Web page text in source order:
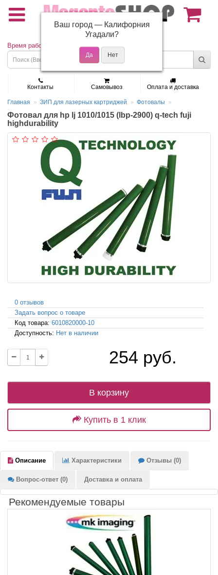
(495) 150-01-37
Время работы: Пн - Пт 9:30 - 19:00
Контакты Самовывоз Оплата и доставка
Главная ЗИП для лазерных картриджей Фотовалы
Фотовал для hp lj 1010/1015 (lbp-2900) q-tech fuji
highdurability
0 отзывов
Задать вопрос о товаре
Код товара: 6010820000-10
Доступность: Нет в наличии
254 руб.
В корзину
Купить в 1 клик
Описание Характеристики Отзывы (0)
Вопрос-ответ (0) Доставка и оплата
Рекомендуемые товары
Ваш город — Калифорния
Угадали?